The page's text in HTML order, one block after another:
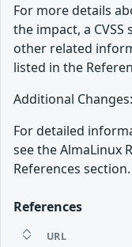
For more details
the impact, a
other related
listed in the
Additional Changes:
For detailed
see the AlmaLinux
References section.
References
URL